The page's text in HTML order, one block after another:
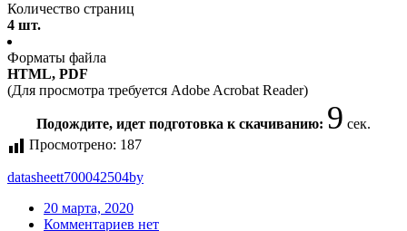
Количество страниц
4 шт.
Форматы файла
HTML, PDF
(Для просмотра требуется Adobe Acrobat Reader)
Подождите, идет подготовка к скачиванию: 9 сек.
Просмотрено: 187
datasheett700042504by
20 марта, 2020
Комментариев нет